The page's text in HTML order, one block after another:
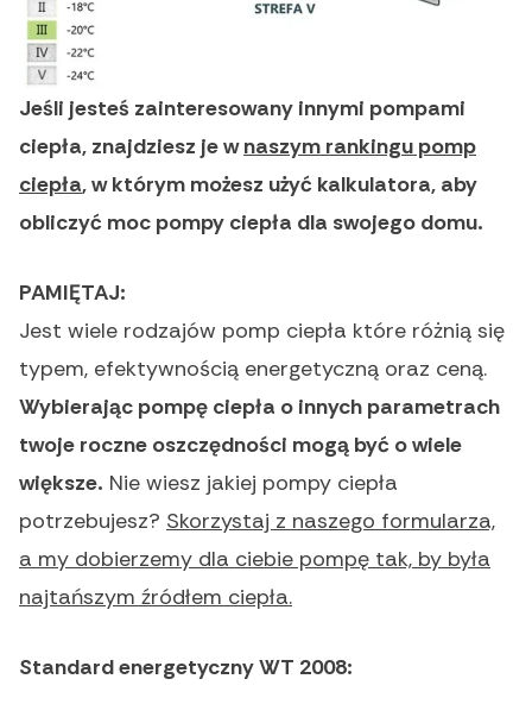
Jeśli jesteś zainteresowany innymi pompami
ciepła, znajdziesz je wnaszym rankingu pomp
ciepła, w którym możesz użyć kalkulatora, aby
obliczyć moc pompy ciepła dla swojego domu.
PAMIĘTAJ:
Jest wiele rodzajów pomp ciepła które różnią się
typem, efektywnością energetyczną oraz ceną.
Wybierając pompę ciepła o innych parametrach
twoje roczne oszczędności mogą być o wiele
większe. Nie wiesz jakiej pompy ciepła
potrzebujesz? Skorzystaj z naszego formularza,
a my dobierzemy dla ciebie pompę tak, by była
najtańszym źródłem ciepła.
Standard energetyczny WT 2008: